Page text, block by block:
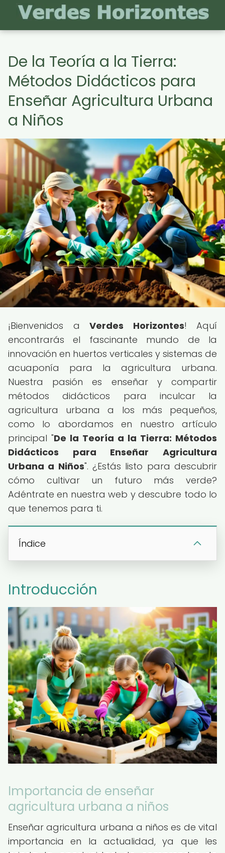
De la Teoría a la Tierra:
Métodos Didácticos para
Enseñar Agricultura Urbana
a Niños
¡Bienvenidos a Verdes Horizontes! Aquí
encontrarás el fascinante mundo de la
innovación en huertos verticales y sistemas de
acuaponía para la agricultura urbana.
Nuestra pasión es enseñar y compartir
métodos didácticos para inculcar la
agricultura urbana a los más pequeños,
como lo abordamos en nuestro artículo
principal "De la Teoría a la Tierra: Métodos
Didácticos para Enseñar Agricultura
Urbana a Niños". ¿Estás listo para descubrir
cómo cultivar un futuro más verde?
Adéntrate en nuestra web y descubre todo lo
que tenemos para ti.
Índice
Introducción
Importancia de enseñar
agricultura urbana a niños
Enseñar agricultura urbana a niños es de vital
importancia en la actualidad, ya que les